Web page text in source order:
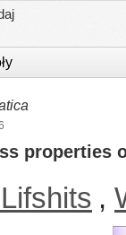
properties
,